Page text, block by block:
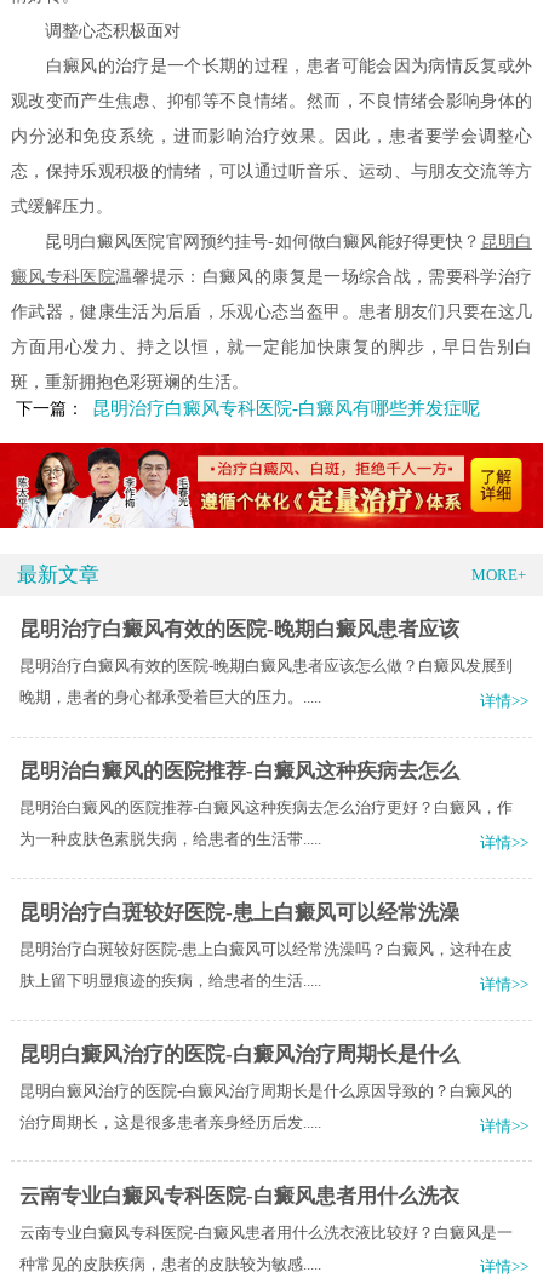
调整心态积极面对
白癜风的治疗是一个长期的过程，患者可能会因为病情反复或外
观改变而产生焦虑、抑郁等不良情绪。然而，不良情绪会影响身体的
内分泌和免疫系统，进而影响治疗效果。因此，患者要学会调整心
态，保持乐观积极的情绪，可以通过听音乐、运动、与朋友交流等方
式缓解压力。
昆明白癜风医院官网预约挂号-如何做白癜风能好得更快？ 昆明白
癜风专科医院温馨提示：白癜风的康复是一场综合战，需要科学治疗
作武器，健康生活为后盾，乐观心态当盔甲。患者朋友们只要在这几
方面用心发力、持之以恒，就一定能加快康复的脚步，早日告别白
斑，重新拥抱色彩斑斓的生活。
下一篇：
昆明治疗白癜风专科医院-白癜风有哪些并发症呢
最新文章 MORE+
昆明治疗白癜风有效的医院-晚期白癜风患者应该
昆明治疗白癜风有效的医院-晚期白癜风患者应该怎么做？白癜风发展到
晚期，患者的身心都承受着巨大的压力。.....
详情>>
昆明治白癜风的医院推荐-白癜风这种疾病去怎么
昆明治白癜风的医院推荐-白癜风这种疾病去怎么治疗更好？白癜风，作
为一种皮肤色素脱失病，给患者的生活带.....
详情>>
昆明治疗白斑较好医院-患上白癜风可以经常洗澡
昆明治疗白斑较好医院-患上白癜风可以经常洗澡吗？白癜风，这种在皮
肤上留下明显痕迹的疾病，给患者的生活.....
详情>>
昆明白癜风治疗的医院-白癜风治疗周期长是什么
昆明白癜风治疗的医院-白癜风治疗周期长是什么原因导致的？白癜风的
治疗周期长，这是很多患者亲身经历后发.....
详情>>
云南专业白癜风专科医院-白癜风患者用什么洗衣
云南专业白癜风专科医院-白癜风患者用什么洗衣液比较好？白癜风是一
种常见的皮肤疾病，患者的皮肤较为敏感.....
详情>>